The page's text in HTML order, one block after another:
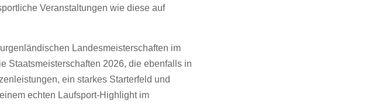
Veranstaltungen wie diese auf
Landesmeisterschaften im
Staatsmeisterschaften 2026, die ebenfalls in
ein starkes Starterfeld und
echten Laufsport-Highlight im